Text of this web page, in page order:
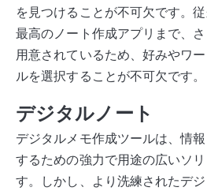
を見つけることが不可欠です。
最高のノート作成アプリまで、
用意されているため、好みやワ
ルを選択することが不可欠です。
デジタルノート
デジタルメモ作成ツールは、情
するための強力で用途の広いソ
す。しかし、より洗練されたデ